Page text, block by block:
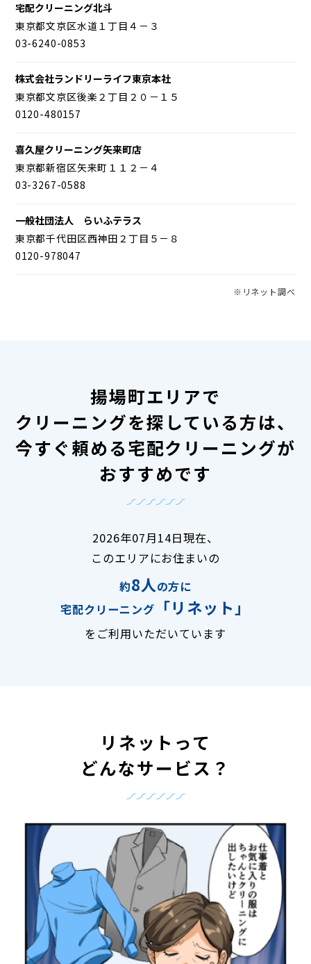
宅配クリーニング北斗
東京都文京区水道１丁目４－３
03-6240-0853
株式会社ランドリーライフ東京本社
東京都文京区後楽２丁目２０－１５
0120-480157
喜久屋クリーニング矢来町店
東京都新宿区矢来町１１２－４
03-3267-0588
一般社団法人 らいふテラス
東京都千代田区西神田２丁目５－８
0120-978047
※リネット調べ
揚場町エリアで
クリーニングを探している方は、
今すぐ頼める宅配クリーニングが
おすすめです
2026年07月14日現在、
このエリアにお住まいの
約8人の方に
宅配クリーニング
「リネット」
をご利用いただいています
リネットって
どんなサービス？